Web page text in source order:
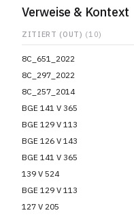
Verweise & Kontext
ZITIERT (OUT) (10)
8C_651_2022
8C_297_2022
8C_257_2014
BGE 141 V 365
BGE 129 V 113
BGE 126 V 143
BGE 141 V 365
139 V 524
BGE 129 V 113
127 V 205